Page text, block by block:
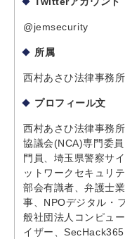
@jemsecurity
所属
西村あさひ法律事務所
プロフィール文
西村あさひ法律事務
協議会(NCA)専門委
門員、埼玉県警察サ
ットワークセキュリ
部会有識者、弁護士
事、NPOデジタル・
般社団法人コンピュ
イザー、